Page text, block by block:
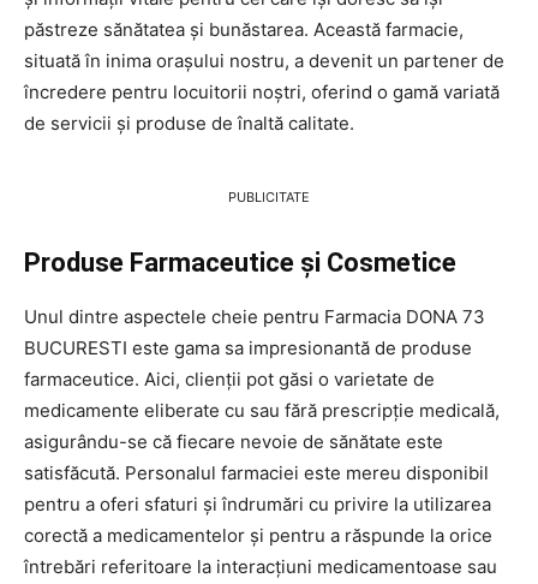
păstreze sănătatea și bunăstarea. Această farmacie,
situată în inima orașului nostru, a devenit un partener de
încredere pentru locuitorii noștri, oferind o gamă variată
de servicii și produse de înaltă calitate.
PUBLICITATE
Produse Farmaceutice și Cosmetice
Unul dintre aspectele cheie pentru Farmacia DONA 73
BUCURESTI este gama sa impresionantă de produse
farmaceutice. Aici, clienții pot găsi o varietate de
medicamente eliberate cu sau fără prescripție medicală,
asigurându-se că fiecare nevoie de sănătate este
satisfăcută. Personalul farmaciei este mereu disponibil
pentru a oferi sfaturi și îndrumări cu privire la utilizarea
corectă a medicamentelor și pentru a răspunde la orice
întrebări referitoare la interacțiuni medicamentoase sau